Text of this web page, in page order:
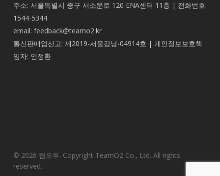
주소: 서울특별시 중구 서소문로 120 ENA센터 11층 | 전화번호:
1544-5344
email: feedback@teamo2.kr
통신판매업신고: 제2019-서울강남-04914호 | 개인정보보호책
임자: 인정환
© 2026 팀오투. Copyright TeamO2 Co., Ltd. All rights
reserved.